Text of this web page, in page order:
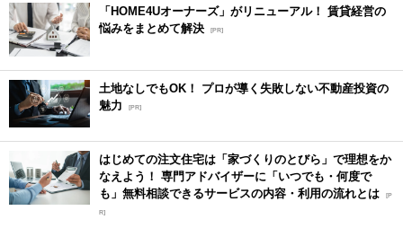
「HOME4Uオーナーズ」がリニューアル！ 賃貸経営の
悩みをまとめて解決 [PR]
土地なしでもOK！ プロが導く失敗しない不動産投資の
魅力
[PR]
はじめての注文住宅は「家づくりのとびら」で理想をか
なえよう！ 専門アドバイザーに「いつでも・何度で
も」無料相談できるサービスの内容・利用の流れとは [P
R]